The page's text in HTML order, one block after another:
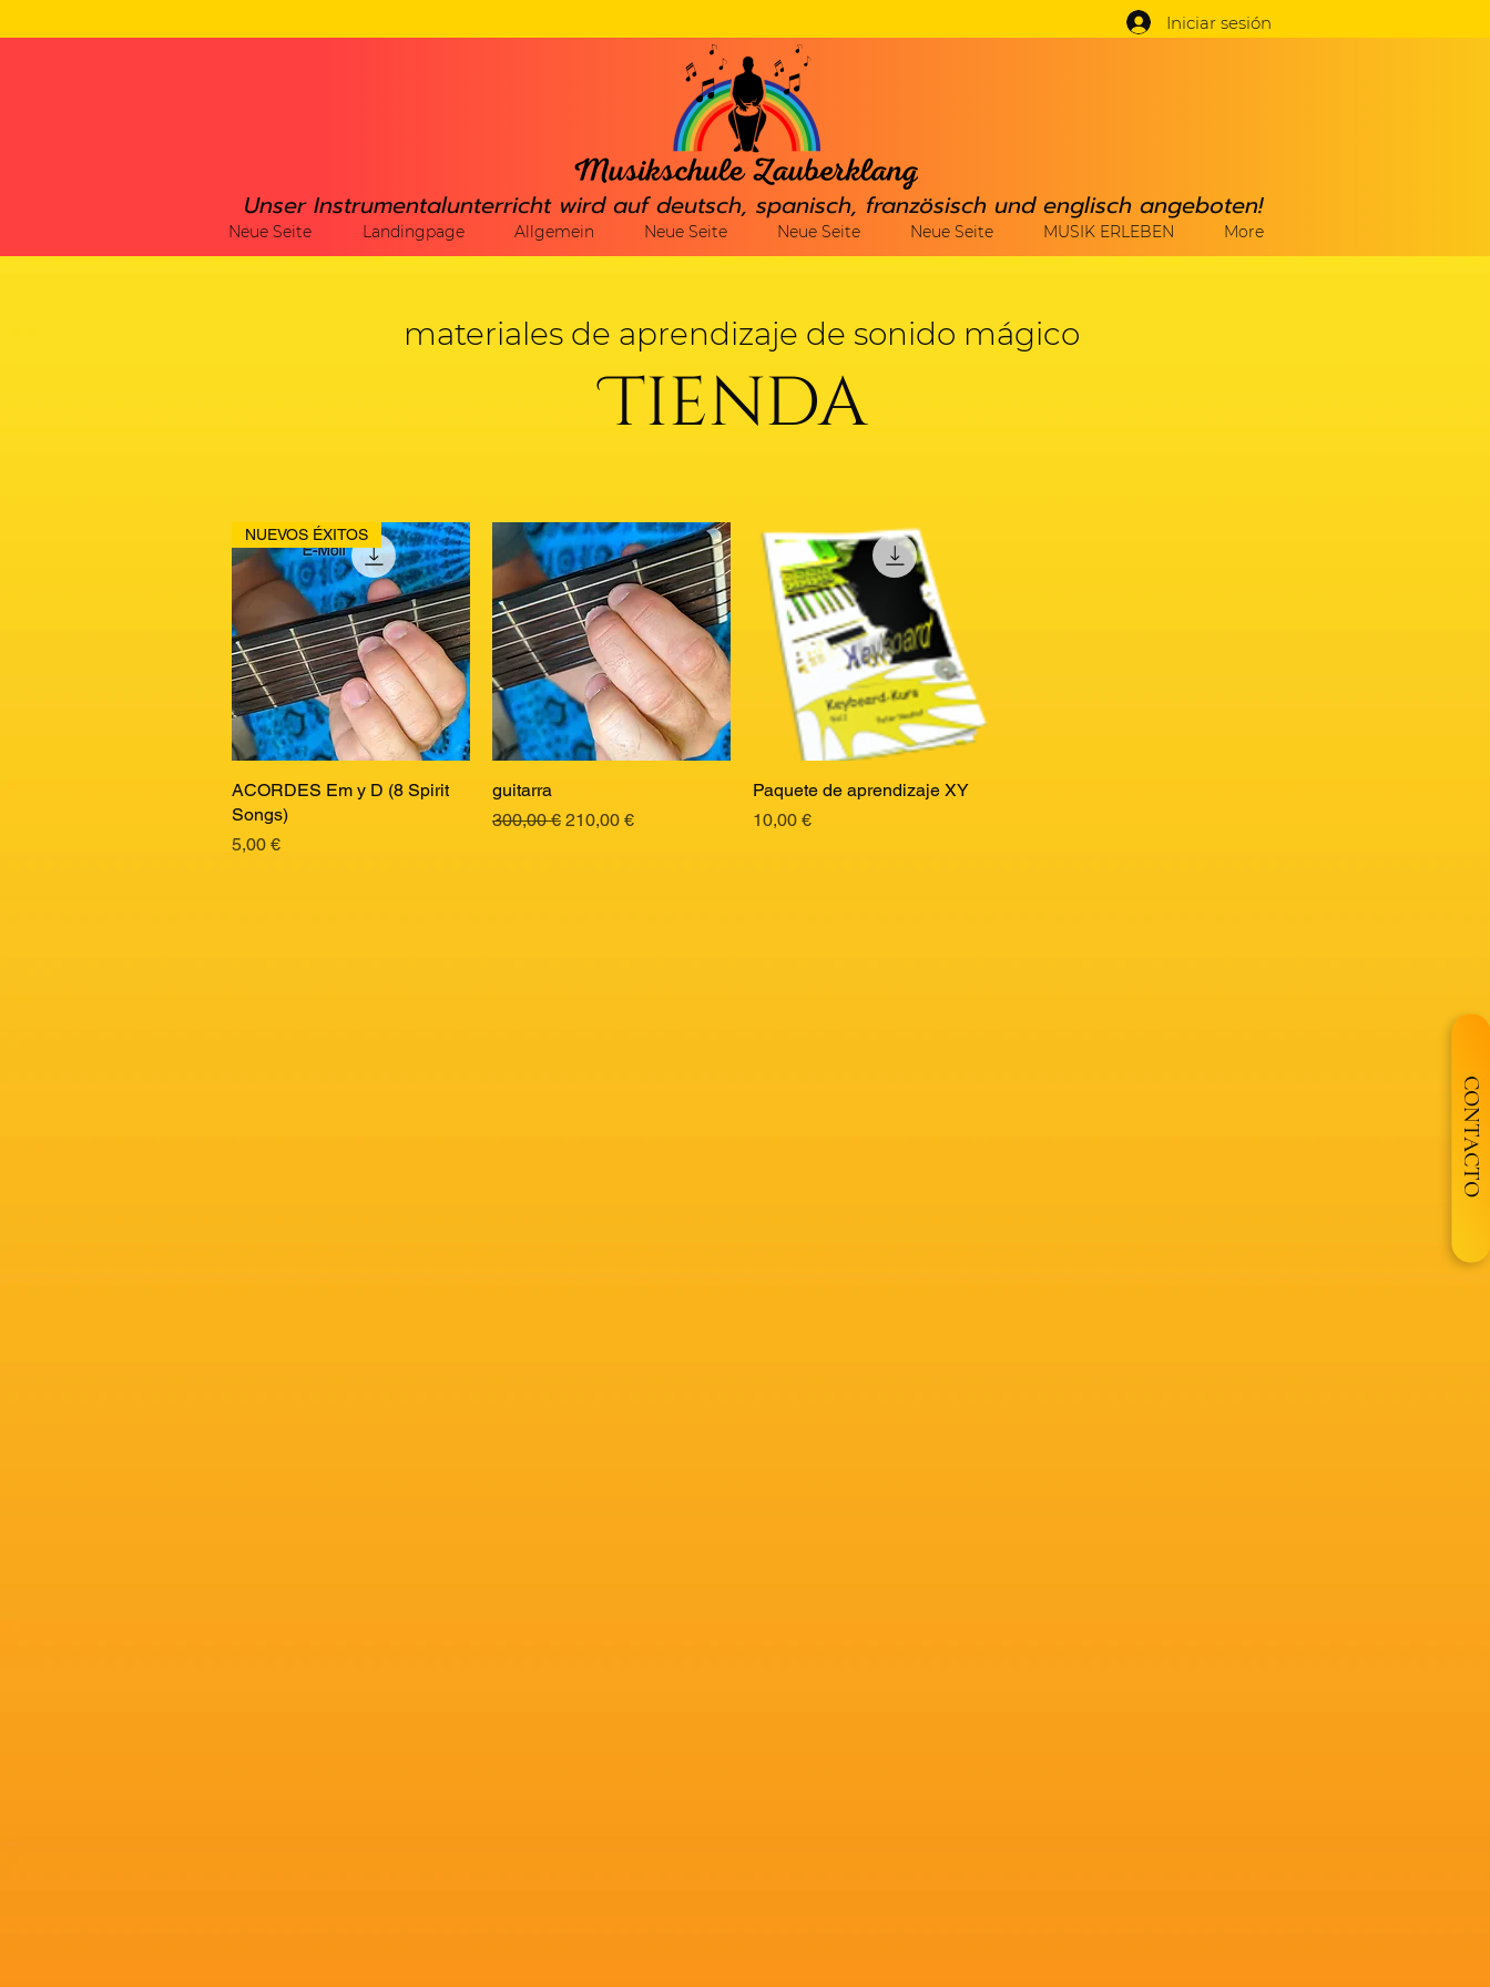
Iniciar sesión
Unser Instrumentalunterricht wird auf deutsch, spanisch, französisch und englisch angeboten!
Neue Seite Landingpage Allgemein Neue Seite Neue Seite Neue Seite MUSIK ERLEBEN More
CONTACTO
materiales de aprendizaje de sonido mágico
Tienda
Vista rápida
NUEVOS ÉXITOS
ACORDES Em y D (8 Spirit
Songs)
Precio
5,00 €
guitarra
Precio
300,00 € Precio de oferta
210,00 €
Vista rápida
Paquete de aprendizaje XY
Precio
10,00 €